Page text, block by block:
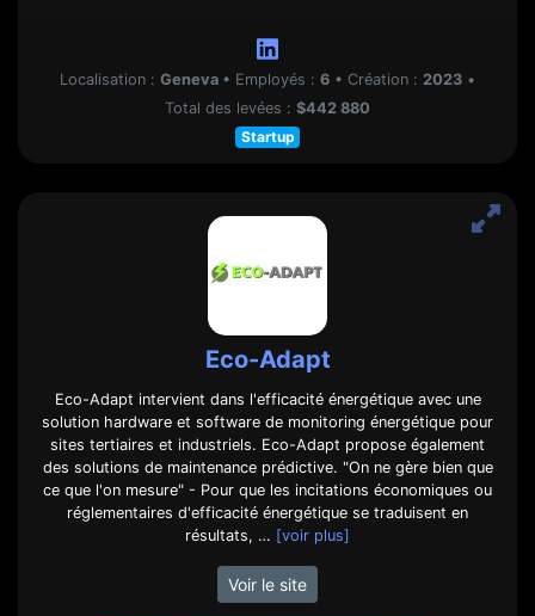
Localisation : Geneva • Employés : 6 • Création : 2023 •
Total des levées : $442 880
Startup
Eco-Adapt
Eco-Adapt intervient dans l'efficacité énergétique avec une
solution hardware et software de monitoring énergétique pour
sites tertiaires et industriels. Eco-Adapt propose également
des solutions de maintenance prédictive. "On ne gère bien que
ce que l'on mesure"​ - Pour que les incitations économiques ou
réglementaires d'efficacité énergétique se traduisent en
résultats, … [voir plus]
Voir le site